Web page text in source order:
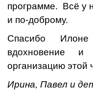
программе. Всё у
и по-доброму.
Спасибо
вдохновение
организацию этой
Ирина, Павел и